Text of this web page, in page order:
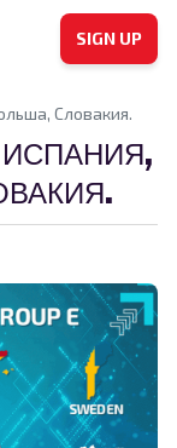
SIGN UP
Словакия.